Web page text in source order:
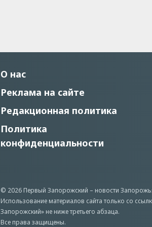
О нас
Реклама на сайте
Редакционная политика
Политика
конфиденциальности
© 2026 Первый Запорожский – новости
Использование материалов сайта только со
Запорожский» не ниже третьего абзаца.
Все права защищены.